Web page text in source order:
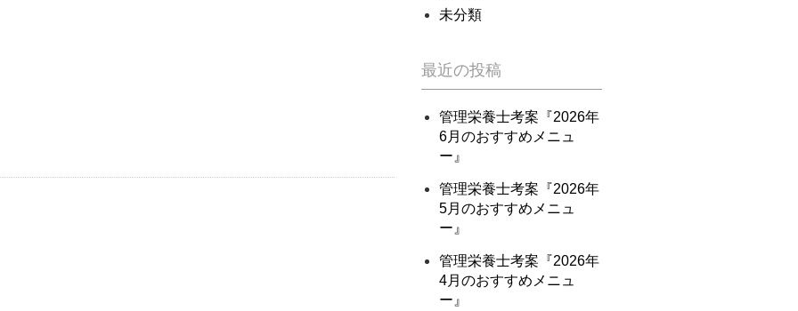
未分類
最近の投稿
管理栄養士考案『2026年
6月のおすすめメニュ
ー』
管理栄養士考案『2026年
5月のおすすめメニュ
ー』
管理栄養士考案『2026年
4月のおすすめメニュ
ー』